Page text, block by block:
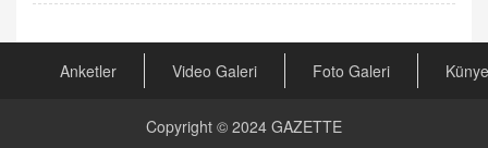
Değişen yapısıyla Suriye
16.12.2024 14:16
Anketler Video Galeri Foto Galeri Künye
Copyright © 2024 GAZETTE